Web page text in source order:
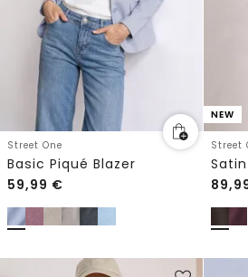
Street One
Basic Piqué Blazer
59,99 €
NEW
Street